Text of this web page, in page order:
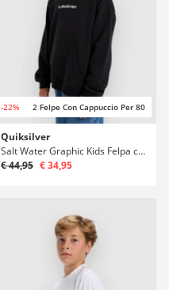
-22% 2 Felpe Con Cappuccio Per 80
Quiksilver
Salt Water Graphic Kids Felpa con Cappuccio
€ 44,95 € 34,95